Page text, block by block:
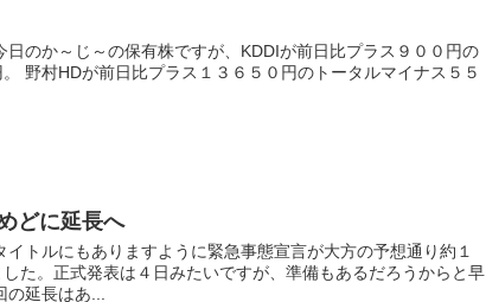
日のか～じ～の保有株ですが、KDDIが前日比プラス９００円の
野村HDが前日比プラス１３６５０円のトータルマイナス５５
どに延長へ
トルにもありますように緊急事態宣言が大方の予想通り約１
た。正式発表は４日みたいですが、準備もあるだろうからと早
延長はあ...